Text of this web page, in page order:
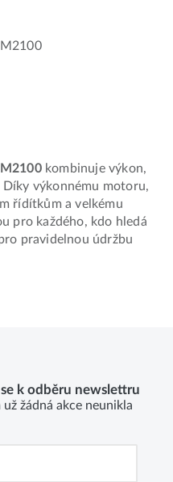
kombinuje výkon,
výkonnému motoru,
řídítkům a velkému
pro každého, kdo hledá
pravidelnou údržbu
k odběru newslettru
už žádná akce neunikla